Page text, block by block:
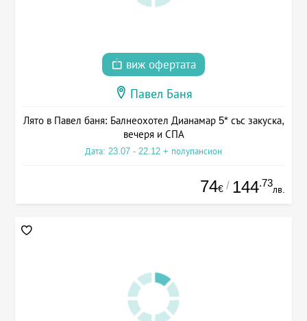
виж офертата
Павел Баня
Лято в Павел баня: Балнеохотел Дианамар 5* със закуска,
вечеря и СПА
Дата: 23.07 - 22.12 + полупансион
74€ / 144.73
лв.